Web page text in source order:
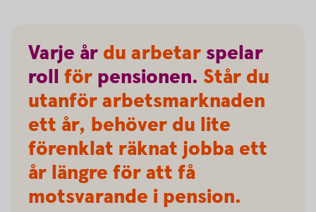
Varje år du arbetar spelar
roll för pensionen. Står du
utanför arbetsmarknaden
ett år, behöver du lite
förenklat räknat jobba ett
år längre för att få
motsvarande i pension.